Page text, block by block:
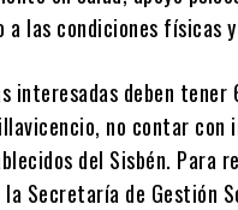
a las condiciones físicas
interesadas deben
no contar
del Sisbén. Para
Secretaría de Gestión